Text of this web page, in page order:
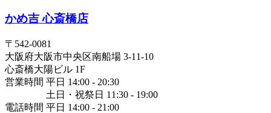
かめ吉 心斎橋店
〒 542-0081
大阪府大阪市中央区南船場 3-11-10
心斎橋大陽ビル 1F
営業時間 平日 14:00 - 20:30
土日・祝祭日 11:30 - 19:00
電話時間 平日 14:00 - 21:00